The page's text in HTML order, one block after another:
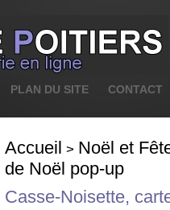
PLAN DU SITE CONTACT
Accueil > Noël et
de Noël pop-up
Casse-Noisette,